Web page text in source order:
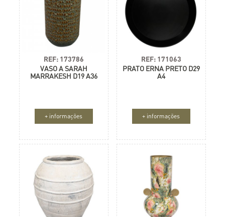
REF: 173786
VASO A SARAH
MARRAKESH D19 A36
+ informações
REF: 171063
PRATO ERNA PRETO D29
A4
+ informações